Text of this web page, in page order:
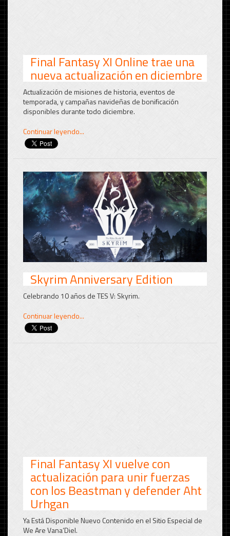
Final Fantasy XI Online trae una
nueva actualización en diciembre
Actualización de misiones de historia, eventos de
temporada, y campañas navideñas de bonificación
disponibles durante todo diciembre.
Continuar leyendo...
Skyrim Anniversary Edition
Celebrando 10 años de TES V: Skyrim.
Continuar leyendo...
Final Fantasy XI vuelve con
actualización para unir fuerzas
con los Beastman y defender Aht
Urhgan
Ya Está Disponible Nuevo Contenido en el Sitio Especial de
We Are Vana’Diel.